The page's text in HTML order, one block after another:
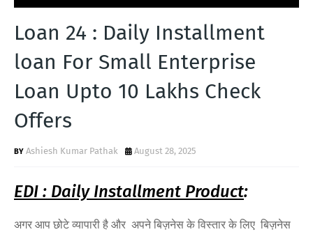
Loan 24 : Daily Installment
loan For Small Enterprise
Loan Upto 10 Lakhs Check
Offers
Ashiesh Kumar Pathak August 28, 2025
EDI : Daily Installment Product:
अगर आप छोटे व्यापारी है और अपने बिज़नेस के विस्तार के लिए बिज़नेस